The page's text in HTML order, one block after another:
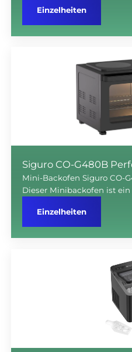
Einzelheiten
Siguro CO-G480B
Mini-Backofen Siguro CO-
Dieser Minibackofen ist
Einzelheiten